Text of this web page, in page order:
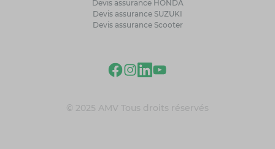
Devis assurance HONDA
Devis assurance SUZUKI
Devis assurance Scooter
© 2025 AMV Tous droits réservés